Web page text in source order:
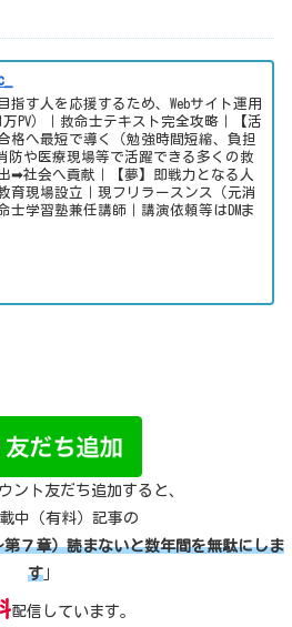
指す人を応援するため、Webサイト運用
万PV）｜救命士テキスト完全攻略｜【活
格へ最短で導く（勉強時間短縮、負担
防や医療現場等で活躍できる多くの救
➡社会へ貢献｜【夢】即戦力となる人
育現場設立｜現フリラースンス（元消
士学習塾兼任講師｜講演依頼等はDMま
ント友だち追加すると、
中（有料）記事の
７章）読まないと数年間を無駄にしま
す 」
配信しています。